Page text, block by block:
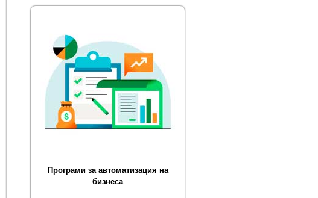
Програми за автоматизация на
бизнеса